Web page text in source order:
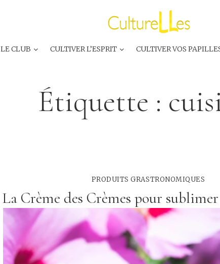
LE CLUB CULTIVER L’ESPRIT CULTIVER VOS
Étiquette :
PRODUITS GRASTRONOMIQUES
La Crème des Crèmes pour